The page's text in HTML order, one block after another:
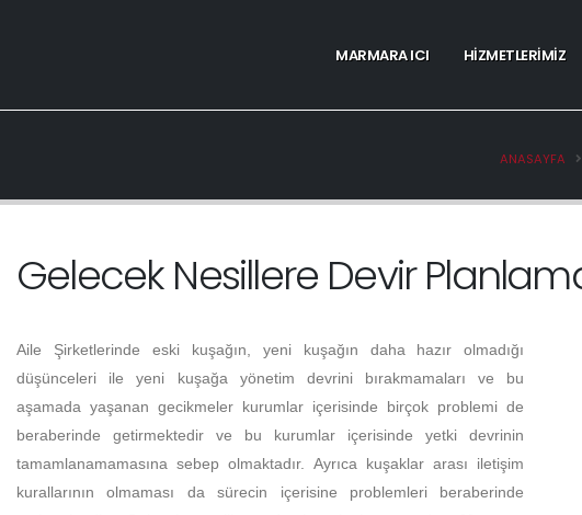
MARMARA ICI HİZMETLERİMİZ
ANASAYFA
Gelecek Nesillere Devir
Aile Şirketlerinde eski kuşağın, yeni kuşağın daha hazır olmadığı
düşünceleri ile yeni kuşağa yönetim devrini bırakmamaları ve bu
aşamada yaşanan gecikmeler kurumlar içerisinde birçok problemi de
beraberinde getirmektedir ve bu kurumlar içerisinde yetki devrinin
tamamlanamamasına sebep olmaktadır. Ayrıca kuşaklar arası iletişim
kurallarının olmaması da sürecin içerisine problemleri beraberinde